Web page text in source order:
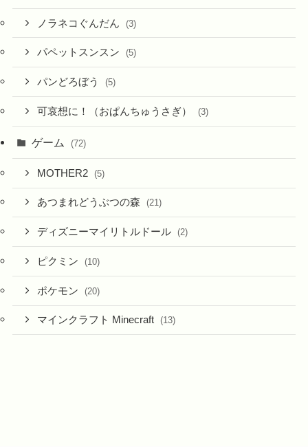
ノラネコぐんだん (3)
パペットスンスン (5)
パンどろぼう (5)
可哀想に！（おぱんちゅうさぎ） (3)
ゲーム (72)
MOTHER2 (5)
あつまれどうぶつの森 (21)
ディズニーマイリトルドール (2)
ピクミン (10)
ポケモン (20)
マインクラフト Minecraft (13)